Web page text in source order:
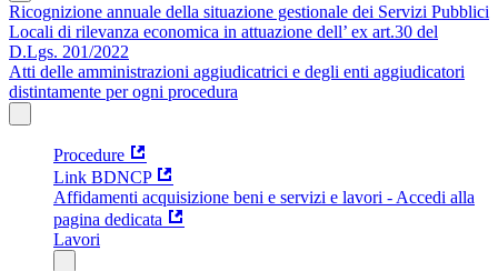
Ricognizione annuale della situazione gestionale dei Servizi Pubblici
Locali di rilevanza economica in attuazione dell’ ex art.30 del
D.Lgs. 201/2022
Atti delle amministrazioni aggiudicatrici e degli enti aggiudicatori
distintamente per ogni procedura
Procedure
Link BDNCP
Affidamenti acquisizione beni e servizi e lavori - Accedi alla
pagina dedicata
Lavori